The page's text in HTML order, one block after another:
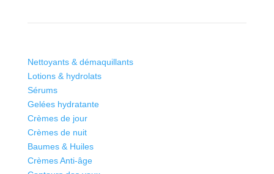
Nettoyants & démaquillants
Lotions & hydrolats
Sérums
Gelées hydratante
Crèmes de jour
Crèmes de nuit
Baumes & Huiles
Crèmes Anti-âge